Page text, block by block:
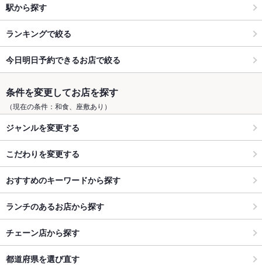
駅から探す
ランキングで絞る
今日明日予約できるお店で絞る
条件を変更してお店を探す
（現在の条件：和食、座敷あり）
ジャンルを変更する
こだわりを変更する
おすすめのキーワードから探す
ランチのあるお店から探す
チェーン店から探す
都道府県を選び直す